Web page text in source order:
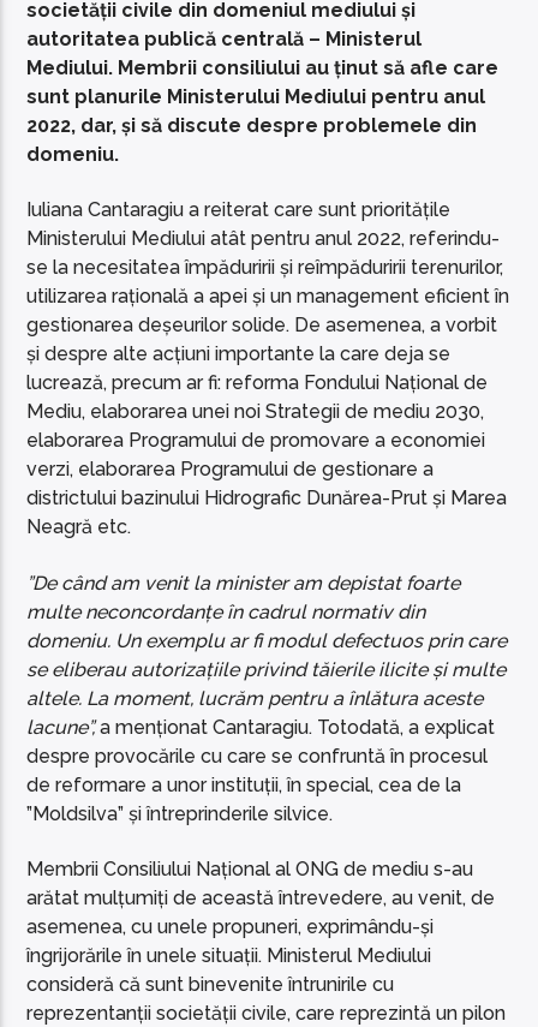
societății civile din domeniul mediului și
autoritatea publică centrală – Ministerul
Mediului. Membrii consiliului au ținut să afle care
sunt planurile Ministerului Mediului pentru anul
2022, dar, și să discute despre problemele din
domeniu.
Iuliana Cantaragiu a reiterat care sunt prioritățile
Ministerului Mediului atât pentru anul 2022, referindu-
se la necesitatea împăduririi și reîmpăduririi terenurilor,
utilizarea rațională a apei și un management eficient în
gestionarea deșeurilor solide. De asemenea, a vorbit
și despre alte acțiuni importante la care deja se
lucrează, precum ar fi: reforma Fondului Național de
Mediu, elaborarea unei noi Strategii de mediu 2030,
elaborarea Programului de promovare a economiei
verzi, elaborarea Programului de gestionare a
districtului bazinului Hidrografic Dunărea-Prut și Marea
Neagră etc.
”De când am venit la minister am depistat foarte
multe neconcordanțe în cadrul normativ din
domeniu. Un exemplu ar fi modul defectuos prin care
se eliberau autorizațiile privind tăierile ilicite și multe
altele. La moment, lucrăm pentru a înlătura aceste
lacune”,a menționat Cantaragiu. Totodată, a explicat
despre provocările cu care se confruntă în procesul
de reformare a unor instituții, în special, cea de la
”Moldsilva” și întreprinderile silvice.
Membrii Consiliului Național al ONG de mediu s-au
arătat mulțumiți de această întrevedere, au venit, de
asemenea, cu unele propuneri, exprimându-și
îngrijorările în unele situații. Ministerul Mediului
consideră că sunt binevenite întrunirile cu
reprezentanții societății civile, care reprezintă un pilon